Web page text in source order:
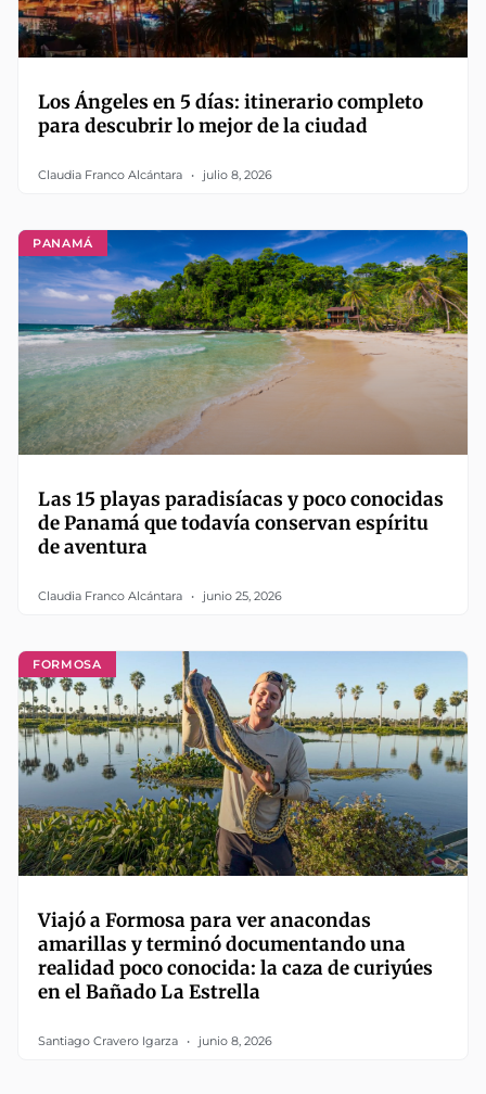
Los Ángeles en 5 días: itinerario completo
para descubrir lo mejor de la ciudad
Claudia Franco Alcántara julio 8, 2026
PANAMÁ
Las 15 playas paradisíacas y poco conocidas
de Panamá que todavía conservan espíritu
de aventura
Claudia Franco Alcántara junio 25, 2026
FORMOSA
Viajó a Formosa para ver anacondas
amarillas y terminó documentando una
realidad poco conocida: la caza de curiyúes
en el Bañado La Estrella
Santiago Cravero Igarza junio 8, 2026